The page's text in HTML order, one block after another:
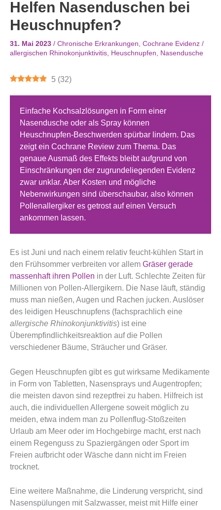
Helfen Nasenduschen bei
Heuschnupfen?
31. Mai 2023 / Chronische Erkrankungen, Cochrane Evidenz /
allergischen Rhinokonjunktivitis, Heuschnupfen, Nasendusche
5 (32)
Einfache Kochsalzlösungen in Form einer
Nasendusche oder als Spray können
Heuschnupfen-Beschwerden spürbar lindern. Das
zeigt ein Cochrane Review zum Thema. Das
genaue Ausmaß des Effekts bleibt aufgrund von
Einschränkungen der zugrundeliegenden Evidenz
zwar unklar. Aber Kosten und mögliche
Nebenwirkungen sind überschaubar, also können
Pollenallergiker es getrost auf einen Versuch
ankommen lassen.
Es ist Juni und nach einem relativ feucht-kühlen Start in
den Frühsommer verbreiten vor allem Gräser gerade
massenhaft ihren Pollen in der Luft. Schlechte Zeiten für
Millionen von Pollen-Allergikern. Die Nase läuft, ständig
muss man nießen, Augen und Rachen jucken. Auslöser
des leidigen Heuschnupfens (fachsprachlich eine
allergische Rhinokonjunktivitis) ist eine
Überempfindlichkeitsreaktion auf die Pollen
verschiedener Bäume, Sträucher und Gräser.
Gegen Heuschnupfen gibt es gut wirksame Medikamente
in Form von Tabletten, Nasensprays und Augentropfen;
die meisten davon sind rezeptfrei zu haben. Hilfreich ist
auch, die individuellen Allergene soweit möglich zu
meiden, etwa indem man zu Pollenflug-Stoßzeiten
Urlaub am Meer oder im Hochgebirge macht, erst nach
einem Regenguss zu Spaziergängen oder Sport im
Freien aufbricht oder Wäsche dann nicht im Freien
trocknet.
Eine weitere Maßnahme, die Linderung verspricht, sind
Nasenspülungen mit Salzwasser, meist mit Hilfe einer